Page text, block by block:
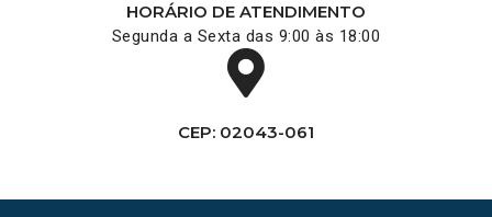
HORÁRIO DE ATENDIMENTO
Segunda a Sexta das 9:00 às 18:00
CEP: 02043-061